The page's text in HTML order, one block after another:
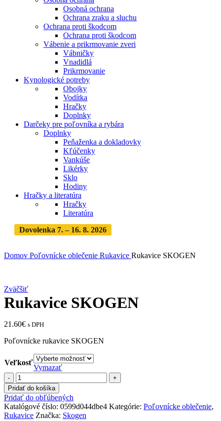
Osobná ochrana
Ochrana zraku a sluchu
Ochrana proti škodcom
Ochrana proti škodcom
Vábenie a prikrmovanie zveri
Vábničky
Vnadidlá
Prikrmovanie
Kynologické potreby
Obojky
Vodítka
Hračky
Doplnky
Darčeky pre poľovníka a rybára
Doplnky
Peňaženka a dokladovky
Kľúčenky
Vankúše
Likérky
Sklo
Hodiny
Hračky a literatúra
Hračky
Literatúra
Dovolenka 7. – 16. 8. 2026
Domov Poľovnícke oblečenie Rukavice Rukavice SKOGEN
Zväčšiť
Rukavice SKOGEN
21.60€ s DPH
Poľovnícke rukavice SKOGEN
Veľkosť
Vymazať
množstvo
Rukavice
SKOGEN
Pridať do košíka
Pridať do obľúbených
Katalógové číslo: 0599d044dbe4 Kategórie: Poľovnícke oblečenie,
Rukavice Značka: Skogen